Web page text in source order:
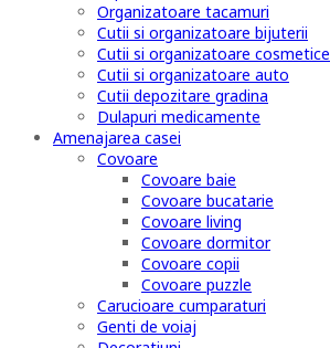
Organizatoare tacamuri
Cutii si organizatoare bijuterii
Cutii si organizatoare cosmetice
Cutii si organizatoare auto
Cutii depozitare gradina
Dulapuri medicamente
Amenajarea casei
Covoare
Covoare baie
Covoare bucatarie
Covoare living
Covoare dormitor
Covoare copii
Covoare puzzle
Carucioare cumparaturi
Genti de voiaj